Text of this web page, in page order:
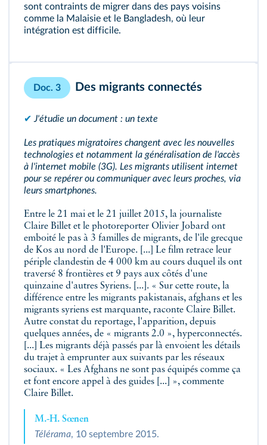
sont contraints de migrer dans des pays voisins
comme la Malaisie et le Bangladesh, où leur
intégration est difficile.
Doc. 3 Des migrants connectés
✔ J'étudie un document : un texte
Les pratiques migratoires changent avec les nouvelles
technologies et notamment la généralisation de l'accès
à l'internet mobile (3G). Les migrants utilisent internet
pour se repérer ou communiquer avec leurs proches, via
leurs smartphones.
Entre le 21 mai et le 21 juillet 2015, la journaliste
Claire Billet et le photoreporter Olivier Jobard ont
emboité le pas à 3 familles de migrants, de l'ile grecque
de Kos au nord de l'Europe. [...] Le film retrace leur
périple clandestin de 4 000 km au cours duquel ils ont
traversé 8 frontières et 9 pays aux côtés d'une
quinzaine d'autres Syriens. [...]. « Sur cette route, la
différence entre les migrants pakistanais, afghans et les
migrants syriens est marquante, raconte Claire Billet.
Autre constat du reportage, l'apparition, depuis
quelques années, de « migrants 2.0 », hyperconnectés.
[...] Les migrants déjà passés par là envoient les détails
du trajet à emprunter aux suivants par les réseaux
sociaux. « Les Afghans ne sont pas équipés comme ça
et font encore appel à des guides [...] », commente
Claire Billet.
M.-H. Sœnen
Télérama, 10 septembre 2015.